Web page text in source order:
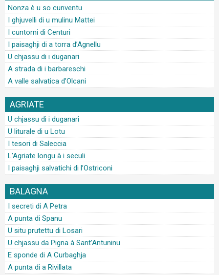
Nonza è u so cunventu
I ghjuvelli di u mulinu Mattei
I cuntorni di Centuri
I paisaghji di a torra d’Agnellu
U chjassu di i duganari
A strada di i barbareschi
A valle salvatica d’Olcani
AGRIATE
U chjassu di i duganari
U liturale di u Lotu
I tesori di Saleccia
L’Agriate longu à i seculi
I paisaghji salvatichi di l’Ostriconi
BALAGNA
I secreti di A Petra
A punta di Spanu
U situ prutettu di Losari
U chjassu da Pigna à Sant’Antuninu
E sponde di A Curbaghja
A punta di a Rivillata